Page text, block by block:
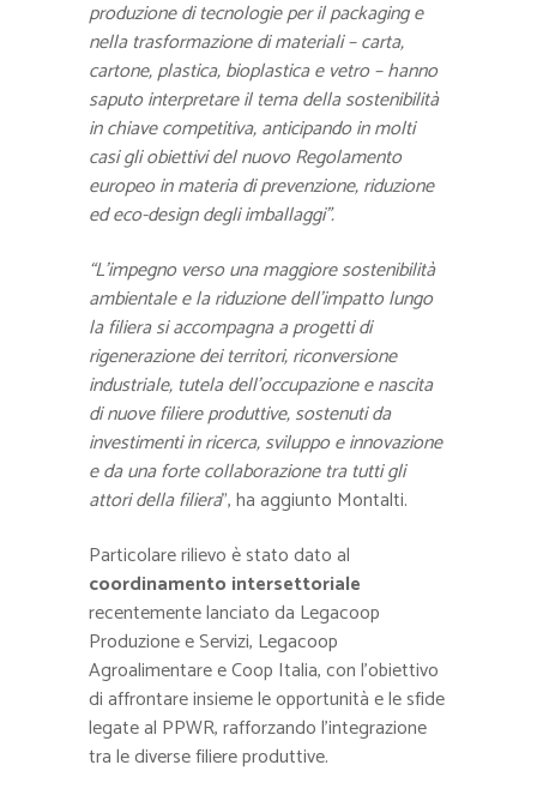
produzione di tecnologie per il packaging e
nella trasformazione di materiali – carta,
cartone, plastica, bioplastica e vetro – hanno
saputo interpretare il tema della sostenibilità
in chiave competitiva, anticipando in molti
casi gli obiettivi del nuovo Regolamento
europeo in materia di prevenzione, riduzione
ed eco-design degli imballaggi”.
“L’impegno verso una maggiore sostenibilità
ambientale e la riduzione dell’impatto lungo
la filiera si accompagna a progetti di
rigenerazione dei territori, riconversione
industriale, tutela dell’occupazione e nascita
di nuove filiere produttive, sostenuti da
investimenti in ricerca, sviluppo e innovazione
e da una forte collaborazione tra tutti gli
attori della filiera”, ha aggiunto Montalti.
Particolare rilievo è stato dato al
coordinamento intersettoriale
recentemente lanciato da Legacoop
Produzione e Servizi, Legacoop
Agroalimentare e Coop Italia, con l’obiettivo
di affrontare insieme le opportunità e le sfide
legate al PPWR, rafforzando l’integrazione
tra le diverse filiere produttive.